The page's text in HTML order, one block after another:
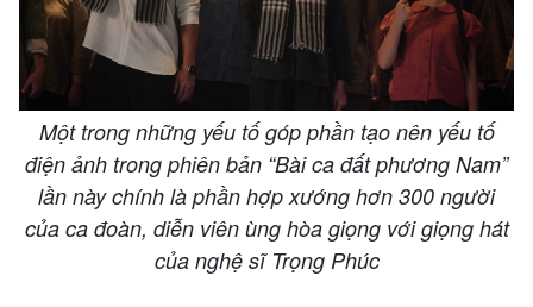
Một trong những yếu tố góp phần tạo nên yếu tố
điện ảnh trong phiên bản “Bài ca đất phương Nam”
lần này chính là phần hợp xướng hơn 300 người
của ca đoàn, diễn viên ùng hòa giọng với giọng hát
của nghệ sĩ Trọng Phúc